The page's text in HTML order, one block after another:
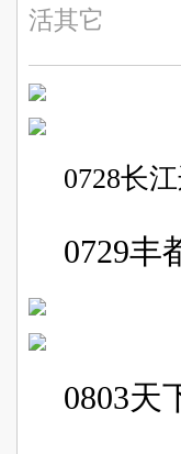
活其它
0728长
0729丰
0803天